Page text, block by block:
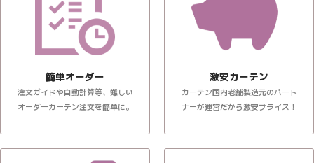
簡単オーダー
注文ガイドや自動計算等、難しい
オーダーカーテン注文を簡単に。
激安カーテン
カーテン国内老舗製造元のパート
ナーが運営だから激安プライス！